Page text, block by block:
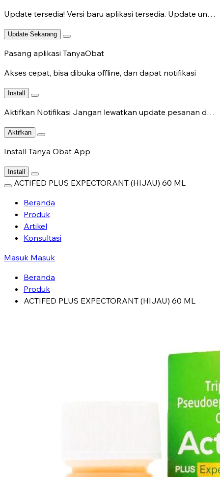
Update tersedia! Versi baru aplikasi tersedia. Update untuk fitur terbaru.
Update Sekarang
Pasang aplikasi TanyaObat
Akses cepat, bisa dibuka offline, dan dapat notifikasi
Install
Aktifkan Notifikasi Jangan lewatkan update pesanan dan chat dokter.
Aktifkan
Install Tanya Obat App
Install
ACTIFED PLUS EXPECTORANT (HIJAU) 60 ML
Beranda
Produk
Artikel
Konsultasi
Masuk Masuk
Beranda
Produk
ACTIFED PLUS EXPECTORANT (HIJAU) 60 ML